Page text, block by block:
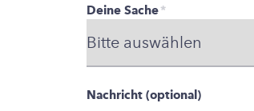
Deine Sache *
Nachricht (optional)